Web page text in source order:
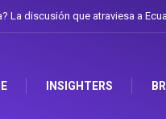
La discusión que atraviesa a
INSIGHTERS